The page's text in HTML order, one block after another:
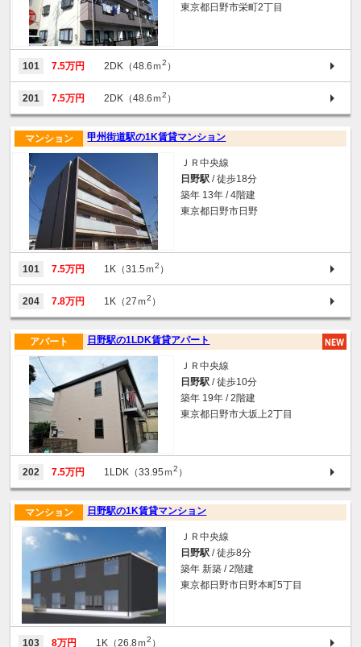
東京都日野市栄町2丁目
101 7.5万円 2DK（48.6ｍ2 ）
201 7.5万円 2DK（48.6ｍ2 ）
甲州街道駅の1K賃貸マンション
マンション
ＪＲ中央線
日野駅 / 徒歩18分
築年 13年 / 4階建
東京都日野市日野
101 7.5万円 1K（31.5ｍ2 ）
204 7.8万円 1K（27ｍ2 ）
日野駅の1LDK賃貸アパート
アパート
ＪＲ中央線
日野駅 / 徒歩10分
築年 19年 / 2階建
東京都日野市大坂上2丁目
202 7.5万円 1LDK（33.95ｍ2 ）
日野駅の1K賃貸マンション
マンション
ＪＲ中央線
日野駅 / 徒歩8分
築年 新築 / 2階建
東京都日野市日野本町5丁目
103 8万円 1K（26.8ｍ2 ）